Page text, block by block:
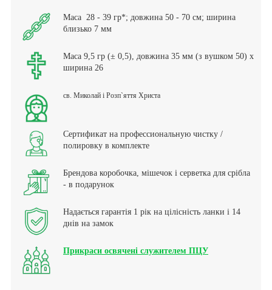
Маса 28 - 39 гр*; довжина 50 - 70 см; ширина
близько 7 мм
Маса 9,5 гр (± 0,5), довжина 35 мм (з вушком 50) х
ширина 26
св. Миколай і Розп`яття Христа
Сертификат на профессиональную чистку /
полировку в комплекте
Брендова коробочка, мішечок і серветка для срібла
- в подарунок
Надається гарантія 1 рік на цілісність ланки і 14
днів на замок
Прикраси освячені служителем ПЦУ